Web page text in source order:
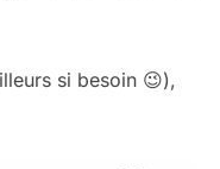
si besoin 😉),